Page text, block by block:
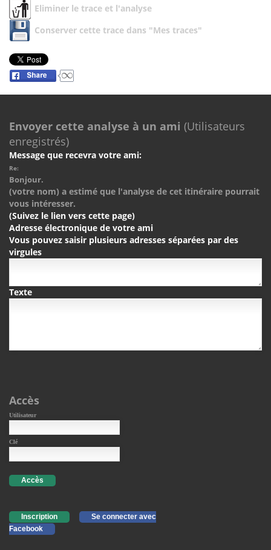
Eliminer le trace et l'analyse
Conserver cette trace dans "Mes traces"
Envoyer cette analyse à un ami (Utilisateurs
enregistrés)
Message que recevra votre ami:
Re:
Bonjour.
(votre nom) a estimé que l'analyse de cet itinéraire pourrait
vous intéresser.
(Suivez le lien vers cette page)
Adresse électronique de votre ami
Vous pouvez saisir plusieurs adresses séparées par des
virgules
Texte
Accès
Utilisateur
Clé
Accès
Inscription
Se connecter avec
Facebook